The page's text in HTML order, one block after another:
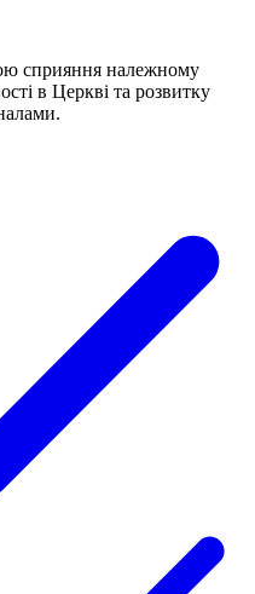
сприяння належному
в Церкві та розвитку